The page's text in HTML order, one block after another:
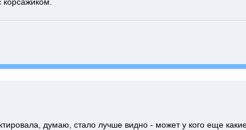
думаю, стало лучше видно - может у кого еще